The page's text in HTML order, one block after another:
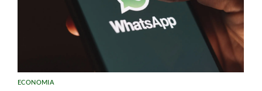
ECONOMIA